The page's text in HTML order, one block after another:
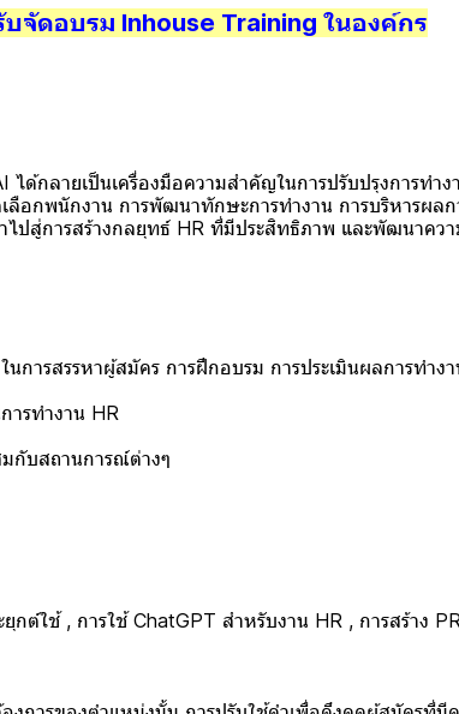
บจัดอบรม Inhouse Training ในองค์กร
ลายเป็นเครื่องมือความสำคัญในการปรับปรุงการทำง
ลือกพนักงาน การพัฒนาทักษะการทำงาน การบริหารผล
ไปสู่การสร้างกลยุทธ์ HR ที่มีประสิทธิภาพ และพัฒนาคว
นการสรรหาผู้สมัคร การฝึกอบรม การประเมินผลการทำ
ารทำงาน HR
กับสถานการณ์ต่างๆ
ช้ , การใช้ ChatGPT สำหรับงาน HR , การสร้าง